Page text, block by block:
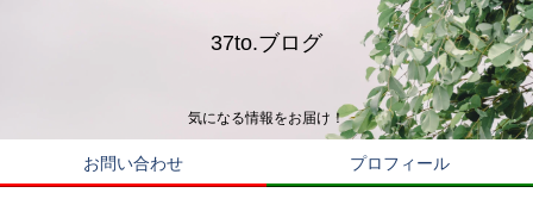
37to.ブログ
気になる情報をお届け！
お問い合わせ プロフィール